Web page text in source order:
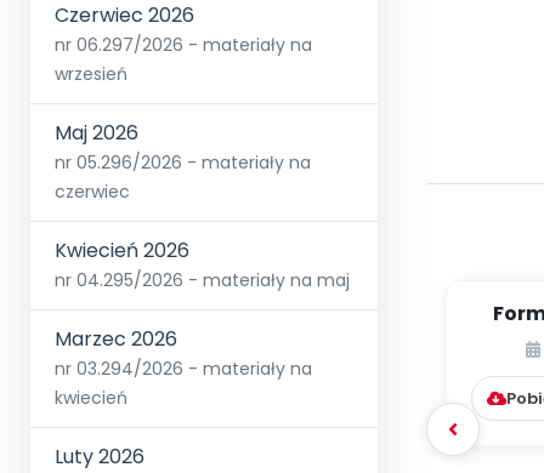
Czerwiec 2026
nr 06.297/2026 - materiały na
wrzesień
Maj 2026
nr 05.296/2026 - materiały na
czerwiec
Kwiecień 2026
nr 04.295/2026 - materiały na maj
Marzec 2026
nr 03.294/2026 - materiały na
kwiecień
Luty 2026